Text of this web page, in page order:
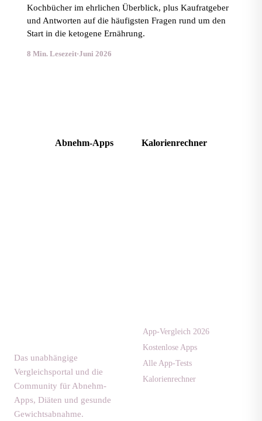
Kochbücher im ehrlichen Überblick, plus Kaufratgeber
und Antworten auf die häufigsten Fragen rund um den
Start in die ketogene Ernährung.
8 Min. Lesezeit·Juni 2026
Abnehm-Apps Kalorienrechner
Das unabhängige
Vergleichsportal und die
Community für Abnehm-
Apps, Diäten und gesunde
Gewichtsabnahme.
App-Vergleich 2026
Kostenlose Apps
Alle App-Tests
Kalorienrechner